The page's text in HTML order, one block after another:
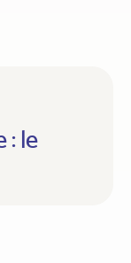
: le